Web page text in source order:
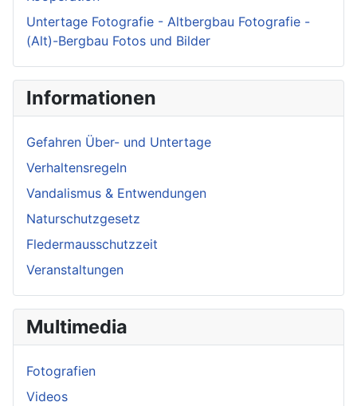
Untertage Fotografie - Altbergbau Fotografie -
(Alt)-Bergbau Fotos und Bilder
Informationen
Gefahren Über- und Untertage
Verhaltensregeln
Vandalismus & Entwendungen
Naturschutzgesetz
Fledermausschutzzeit
Veranstaltungen
Multimedia
Fotografien
Videos